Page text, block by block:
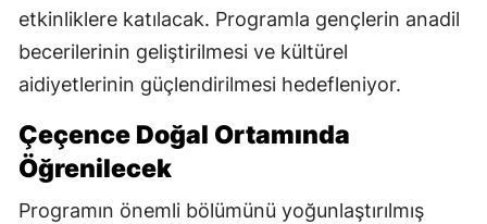
etkinliklere katılacak. Programla gençlerin anadil
becerilerinin geliştirilmesi ve kültürel
aidiyetlerinin güçlendirilmesi hedefleniyor.
Çeçence Doğal Ortamında
Öğrenilecek
Programın önemli bölümünü yoğunlaştırılmış